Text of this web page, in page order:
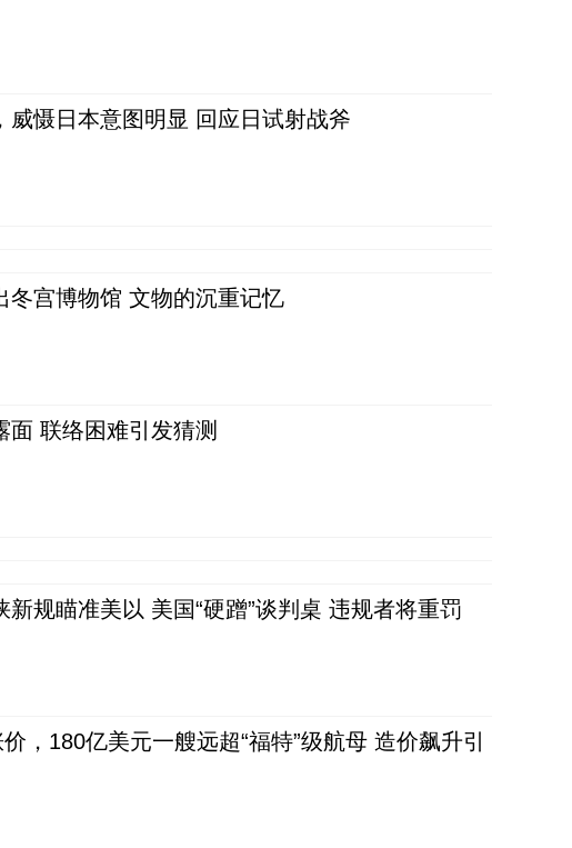
威慑日本意图明显 回应日试射战斧
冬宫博物馆 文物的沉重记忆
面 联络困难引发猜测
规瞄准美以 美国“硬蹭”谈判桌 违规者将重罚
，180亿美元一艘远超“福特”级航母 造价飙升引